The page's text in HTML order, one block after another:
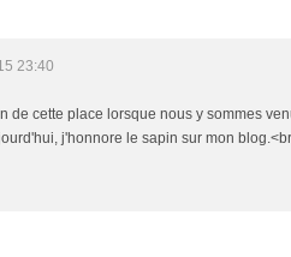
23:40
de cette place lorsque nous y sommes
j'honnore le sapin sur mon